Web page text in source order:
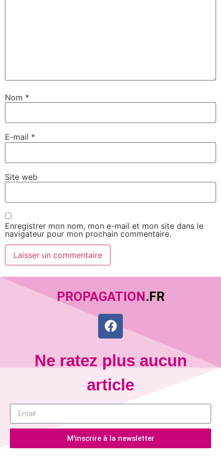
Nom *
E-mail *
Site web
Enregistrer mon nom, mon e-mail et mon site dans le
navigateur pour mon prochain commentaire.
PROPAGATION.FR
Ne ratez plus aucun
article
M'inscrire à la newsletter